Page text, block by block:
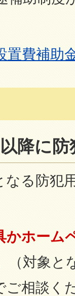
置費補助
降に
なる防犯
かホーム
（対象
ご相談く